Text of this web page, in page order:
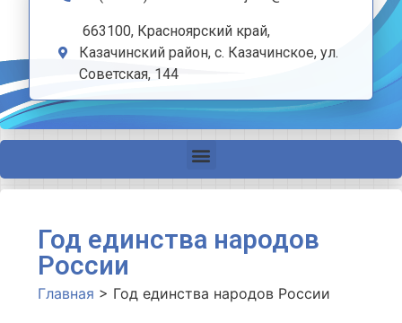
663100, Красноярский край,
Казачинский район, с. Казачинское, ул.
Советская, 144
Год единства народов
России
Главная > Год единства народов России